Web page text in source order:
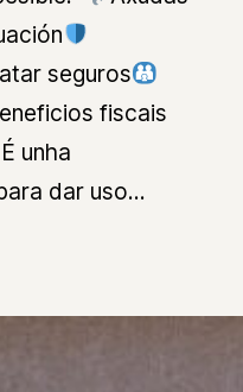
seguros
fiscais
unha
dar uso…